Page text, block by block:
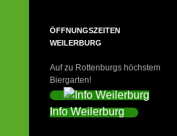
ÖFFNUNGSZEITEN
WEILERBURG
Auf zu Rottenburgs höchstem
Biergarten!
Info Weilerburg